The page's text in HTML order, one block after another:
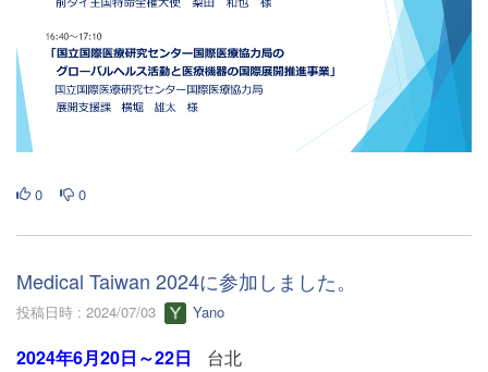
0 0
Medical Taiwan 2024に参加しました。
投稿日時 : 2024/07/03 Yano
2024年6月20日～22日
台北